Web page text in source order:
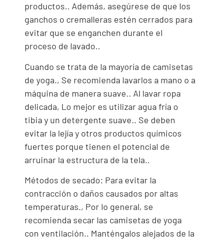
productos.. Además, asegúrese de que los
ganchos o cremalleras estén cerrados para
evitar que se enganchen durante el
proceso de lavado..
Cuando se trata de la mayoría de camisetas
de yoga., Se recomienda lavarlos a mano o a
máquina de manera suave.. Al lavar ropa
delicada, Lo mejor es utilizar agua fría o
tibia y un detergente suave.. Se deben
evitar la lejía y otros productos químicos
fuertes porque tienen el potencial de
arruinar la estructura de la tela..
Métodos de secado: Para evitar la
contracción o daños causados ​​por altas
temperaturas., Por lo general, se
recomienda secar las camisetas de yoga
con ventilación.. Manténgalos alejados de la